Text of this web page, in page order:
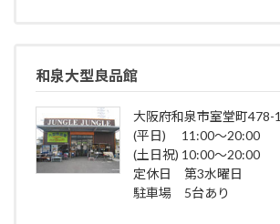
和泉大型良品館
大阪府和泉市室堂町478-1
(平日) 11:00～20:00
(土日祝) 10:00～20:00
定休日 第3水曜日
駐車場 5台あり